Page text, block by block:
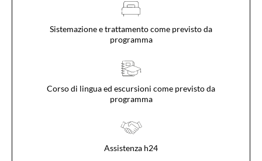
Sistemazione e trattamento come previsto da
programma
Corso di lingua ed escursioni come previsto da
programma
Assistenza h24